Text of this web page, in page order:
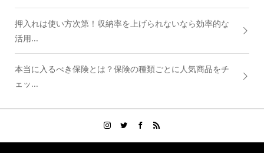
押入れは使い方次第！収納率を上げられないなら効率的な
活用...
本当に入るべき保険とは？保険の種類ごとに人気商品をチ
ェッ...